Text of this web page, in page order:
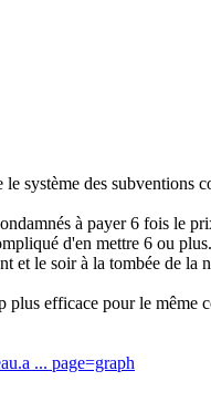
système des subventions
à payer 6 fois le
d'en mettre 6 ou plus.
et le soir à la tombée de la
plus efficace pour le même
... page=graph